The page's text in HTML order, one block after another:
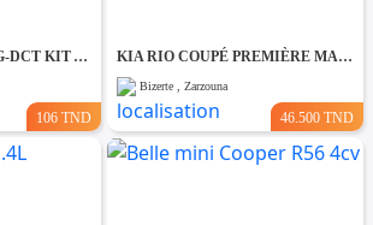
Mercedes GLA 250 E 8G-DCT KIT AMG PACK NIGHT
106 TND
KIA RIO COUPÉ PREMIÈRE MAIN TRÈS PROPRE
Bizerte , Zarzouna
46.500 TND